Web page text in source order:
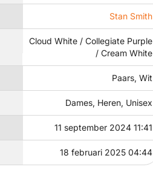
Stan Smith
Cloud White / Collegiate Purple
/ Cream White
Paars, Wit
Dames, Heren, Unisex
11 september 2024 11:41
18 februari 2025 04:44